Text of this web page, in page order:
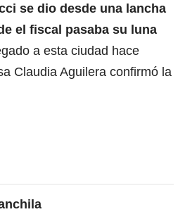
se dio desde una lancha
el fiscal pasaba su luna
a esta ciudad hace
Claudia Aguilera confirmó la